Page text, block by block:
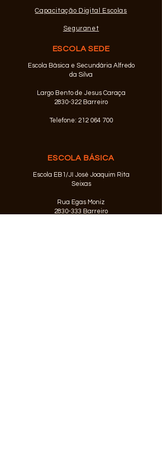
Capacitação Digital Escolas
Seguranet
ESCOLA SEDE
Escola Básica e Secundária Alfredo
da Silva
Largo Bento de Jesus Caraça
2830-322 Barreiro
Telefone: 212 064 700
ESCOLA BÁSICA
Escola EB1/JI José Joaquim Rita
Seixas
Rua Egas Moniz
2830-333 Barreiro